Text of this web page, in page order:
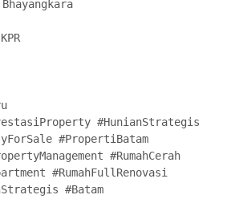
#HunianStrategis
#PropertiBatam
#RumahCerah
#RumahFullRenovasi
#Batam